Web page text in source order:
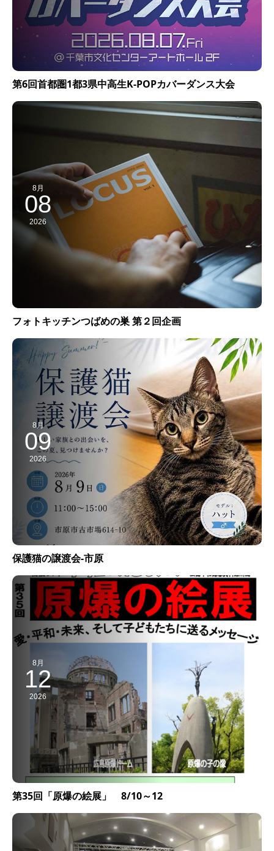
第6回首都圏1都3県中高生K-POPカバーダンス大会
8月
08
2026
フォトキッチンつばめの巣 第２回企画
8月
09
2026
保護猫の譲渡会-市原
8月
12
2026
第35回「原爆の絵展」 8/10～12